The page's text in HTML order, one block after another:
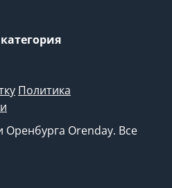
Политика
Оренбурга Orenday. Все